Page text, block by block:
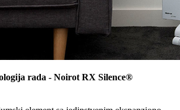
rada - Noirot RX Silence®